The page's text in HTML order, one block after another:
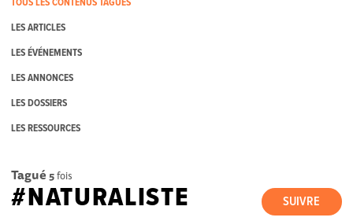
TOUS LES CONTENUS TAGUÉS
LES ARTICLES
LES ÉVÉNEMENTS
LES ANNONCES
LES DOSSIERS
LES RESSOURCES
Tagué 5fois
SUIVRE
#NATURALISTE